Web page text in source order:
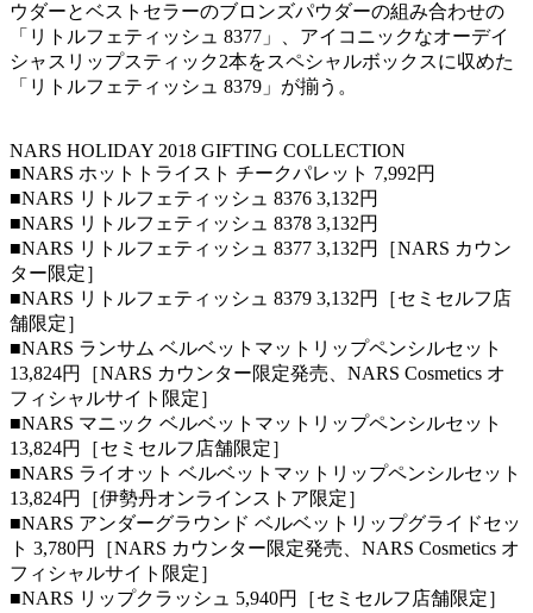
ウダーとベストセラーのブロンズパウダーの組み合わせの
「リトルフェティッシュ 8377」、アイコニックなオーデイ
シャスリップスティック2本をスペシャルボックスに収めた
「リトルフェティッシュ 8379」が揃う。
NARS HOLIDAY 2018 GIFTING COLLECTION
■NARS ホットトライスト チークパレット 7,992円
■NARS リトルフェティッシュ 8376 3,132円
■NARS リトルフェティッシュ 8378 3,132円
■NARS リトルフェティッシュ 8377 3,132円［NARS カウン
ター限定］
■NARS リトルフェティッシュ 8379 3,132円［セミセルフ店
舗限定］
■NARS ランサム ベルベットマットリップペンシルセット
13,824円［NARS カウンター限定発売、NARS Cosmetics オ
フィシャルサイト限定］
■NARS マニック ベルベットマットリップペンシルセット
13,824円［セミセルフ店舗限定］
■NARS ライオット ベルベットマットリップペンシルセット
13,824円［伊勢丹オンラインストア限定］
■NARS アンダーグラウンド ベルベットリップグライドセッ
ト 3,780円［NARS カウンター限定発売、NARS Cosmetics オ
フィシャルサイト限定］
■NARS リップクラッシュ 5,940円［セミセルフ店舗限定］